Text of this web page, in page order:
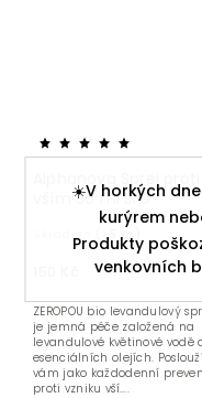
☀️V horkých
kurýrem
Produkty
venkovních
Alphanova Sprej proti
vším 50 ml BIO
(>5 ks)
ZEROPOU bio levandulový
je jemná péče založená na
levandulové květinové vodě
esenciálních olejích.
vám jako každodenní
proti vzniku vší....